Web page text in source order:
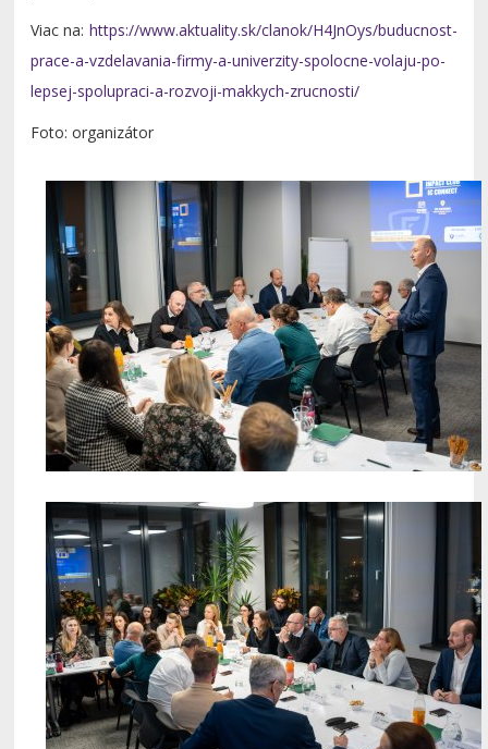
Viac na: https://www.aktuality.sk/clanok/H4JnOys/buducnost-
prace-a-vzdelavania-firmy-a-univerzity-spolocne-volaju-po-
lepsej-spolupraci-a-rozvoji-makkych-zrucnosti/
Foto: organizátor